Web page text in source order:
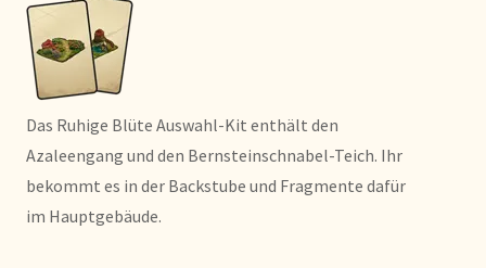
Das Ruhige Blüte Auswahl-Kit enthält den
Azaleengang und den Bernsteinschnabel-Teich. Ihr
bekommt es in der Backstube und Fragmente dafür
im Hauptgebäude.